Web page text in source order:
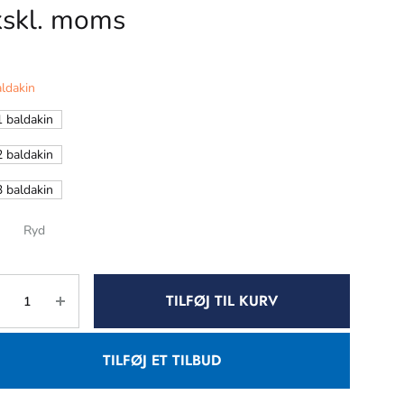
moms
baldakin
baldakin
baldakin
Ryd
TILFØJ TIL KURV
TILFØJ ET TILBUD